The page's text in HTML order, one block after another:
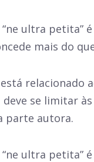
“ne ultra petita”
mais do
relacionado
deve se limitar
parte autora.
ultra petita” é